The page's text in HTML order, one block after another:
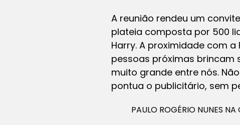
A reunião rendeu um
plateia composta por 500
Harry. A proximidade com
pessoas próximas brincam
muito grande entre nós.
pontua o publicitário, sem
PAULO ROGÉRIO NUNES